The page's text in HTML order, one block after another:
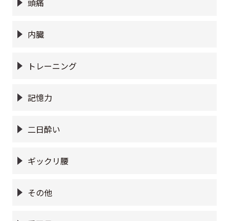
頭痛
内臓
トレーニング
記憶力
二日酔い
ギックリ腰
その他